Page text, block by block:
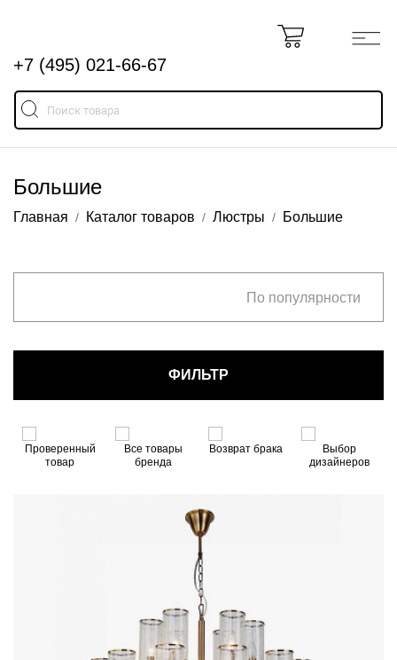
+7 (495) 021-66-67
Большие
Главная Каталог товаров Люстры Большие
ФИЛЬТР
По популярности
Проверенный
товар
Все товары
бренда
Возврат брака
Выбор
дизайнеров